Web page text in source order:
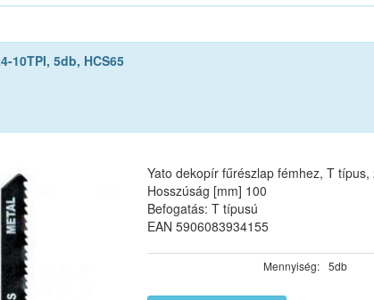
10TPI, 5db, HCS65
Yato dekopír fűrészlap fémhez, T
Hosszúság [mm] 100
Befogatás: T típusú
EAN 5906083934155
Mennyiség: 5db